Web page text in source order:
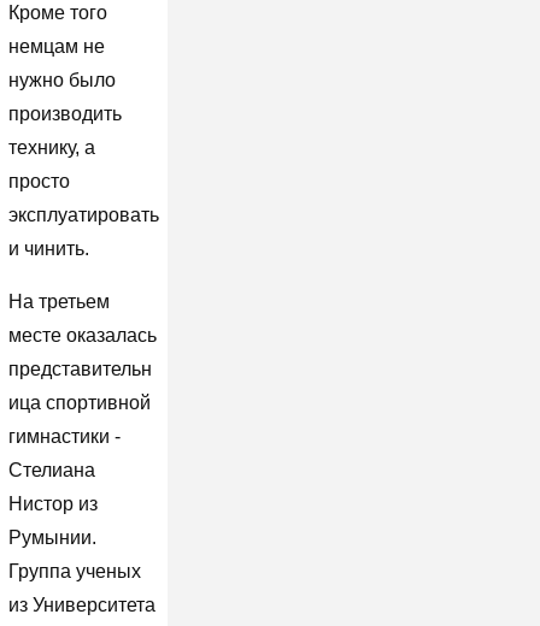
Кроме того
немцам не
нужно было
производить
технику, а
просто
эксплуатировать
и чинить.
На третьем
месте оказалась
представительн
ица спортивной
гимнастики -
Стелиана
Нистор из
Румынии.
Группа ученых
из Университета